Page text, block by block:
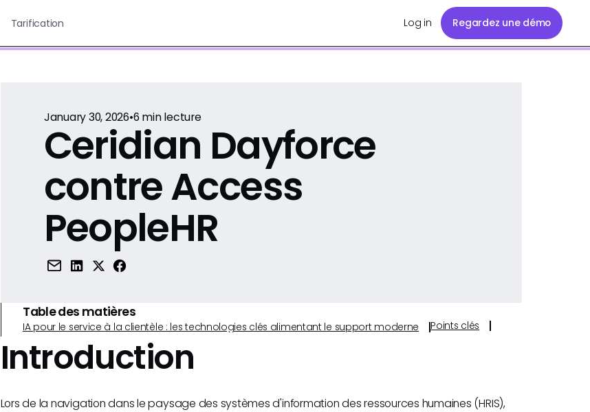
Tarification Log in Regardez une démo
January 30, 2026•6 min lecture
Ceridian Dayforce
contre Access
PeopleHR
Table des matières
IA pour le service à la clientèle : les technologies clés alimentant le support moderne Points clés
Introduction
Lors de la navigation dans le paysage des systèmes d'information des ressources humaines (HRIS),